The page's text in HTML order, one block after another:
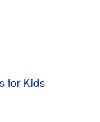
for Kids